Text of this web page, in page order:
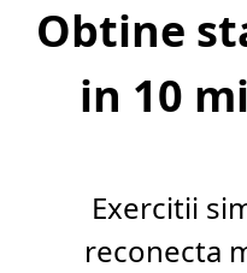
Obtine
in 10
Exercitii
reconecta